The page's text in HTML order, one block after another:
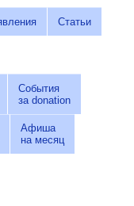
Статьи
События
за donation
Афиша
на месяц